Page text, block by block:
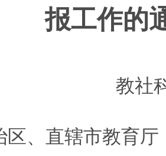
报工作的
教社
区、直辖市教育